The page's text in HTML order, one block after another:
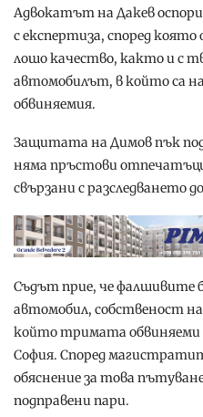
Адвокатът на Дакев
с експертиза, според
лошо качество, както и с
автомобилът, в който са
обвиняемия.
Защитата на Димов пък
няма пръстови
свързани с разследването
Съдът прие, че фалшивите
автомобил, собственост
който тримата обвиняеми
София. Според
обяснение за това
подправени пари.